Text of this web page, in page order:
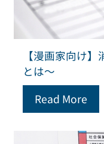
【漫画家向け
とは～
Read More